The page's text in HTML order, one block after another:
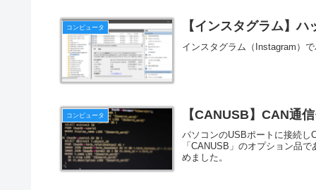
コンピュータ 【インスタグラム】
インスタグラム（Instagram）
コンピュータ 【CANUSB】CAN通
パソコンのUSBポートに接続し
「CANUSB」のオプション品
めました。